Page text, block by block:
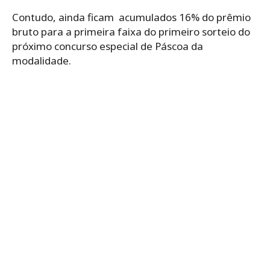
Contudo, ainda ficam acumulados 16% do prêmio
bruto para a primeira faixa do primeiro sorteio do
próximo concurso especial de Páscoa da
modalidade.